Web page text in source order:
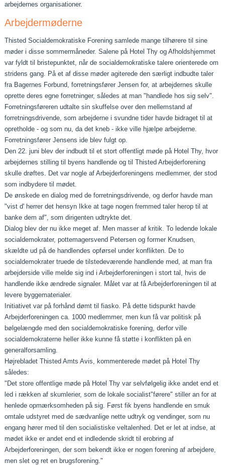
arbejdernes organisationer.
Arbejdermøderne
Thisted Socialdemokratiske Forening samlede mange tilhørere til sine
møder i disse sommermåneder. Salene på Hotel Thy og Afholdshjemmet
var fyldt til bristepunktet, når de social­demokratiske talere orienterede om
stridens gang. På et af disse møder agiterede den særligt indbudte taler
fra Bagernes For­bund, forretningsfører Jensen for, at arbejdernes skulle
opret­te deres egne forretninger, således at man "handlede hos sig selv".
Forretningsføreren udtalte sin skuffelse over den mel­lemstand af
forretningsdrivende, som arbejderne i svundne tider havde bidraget til at
opretholde ‑ og som nu, da det kneb ‑ ikke ville hjælpe arbejderne.
Forretningsfører Jensens ide blev fulgt op.
Den 22. juni blev der indbudt til et stort offentligt møde på Hotel Thy, hvor
arbejdernes stilling til byens handlende og til Thisted Arbejderforening
skulle drøftes. Det var nogle af Arbejderforeningens medlemmer, der stod
som indbydere til mødet.
De ønskede en dialog med de forretningsdrivende, og derfor havde man
"vist d' herrer det hensyn Ikke at tage nogen fremmed taler herop til at
banke dem af", som dirigen­ten udtrykte det.
Dialog blev der nu ikke meget af. Men masser af kritik. To ledende lokale
socialdemokrater, pottemagersvend Petersen og for­mer Knudsen,
skældte ud på de handlendes opførsel under konflikten. De to
socialdemokrater truede de tilstedeværen­de handlende med, at man fra
arbejderside ville melde sig ind i Arbejderforeningen i stort tal, hvis de
handlende ikke ændrede signaler. Målet var at få Arbejderforeningen til at
levere byggematerialer.
Initiativet var på forhånd dømt til fiasko. På dette tidspunkt havde
Arbejderforeningen ca. 1000 medlemmer, men kun få var politisk på
bølgelængde med den socialdemokratiske for­ening, derfor ville
socialdemokraterne heller ikke kunne få støtte i konflikten på en
generalforsamling.
Højrebladet Thisted Amts Avis, kommenterede mødet på Ho­tel Thy
således:
"Det store offentlige møde på Hotel Thy var selvfølgelig ikke andet end et
led i rækken af skumlerier, som de lokale socialist"førere" stiller an for at
henlede opmærksomheden på sig. Først fik byens handlende en smuk
omtale udstyret med de sædvanlige nette udtryk og vendinger, som nu
engang hører med til den socialistiske veltalenhed. Det er let at indse, at
mødet ikke er andet end et indledende skridt til erobring af
Arbejderforeningen, der som bekendt ikke er no­gen forening af arbejdere,
men slet og ret en brugsforening."